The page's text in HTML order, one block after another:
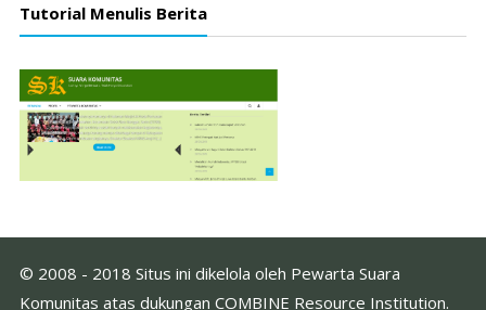
Tutorial Menulis Berita
© 2008 - 2018 Situs ini dikelola oleh Pewarta Suara
Komunitas atas dukungan COMBINE Resource Institution.